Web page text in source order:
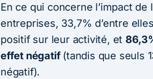
En ce qui concerne l’impact
entreprises, 33,7% d’entre
positif sur leur activité, et
effet négatif (tandis que seuls
négatif).